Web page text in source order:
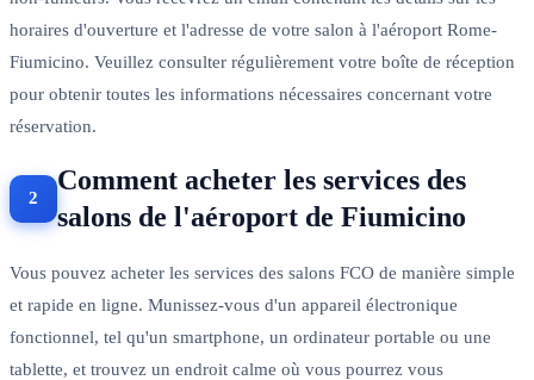
horaires d'ouverture et l'adresse de votre salon à l'aéroport Rome-
Fiumicino. Veuillez consulter régulièrement votre boîte de réception
pour obtenir toutes les informations nécessaires concernant votre
réservation.
Comment acheter les services des
salons de l'aéroport de Fiumicino
Vous pouvez acheter les services des salons FCO de manière simple
et rapide en ligne. Munissez-vous d'un appareil électronique
fonctionnel, tel qu'un smartphone, un ordinateur portable ou une
tablette, et trouvez un endroit calme où vous pourrez vous